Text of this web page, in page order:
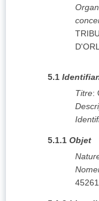
5.1
Titre:
5.1.1 Objet